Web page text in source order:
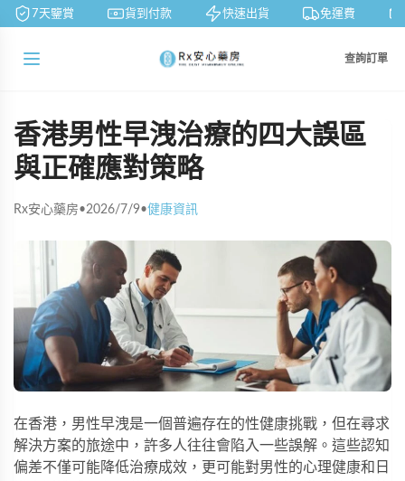
7天鑒賞 貨到付款 快速出貨 免運費
查詢訂單
香港男性早洩治療的四大誤區
與正確應對策略
Rx安心藥房•2026/7/9•健康資訊
在香港，男性早洩是一個普遍存在的性健康挑戰，但在尋求
解決方案的旅途中，許多人往往會陷入一些誤解。這些認知
偏差不僅可能降低治療成效，更可能對男性的心理健康和日